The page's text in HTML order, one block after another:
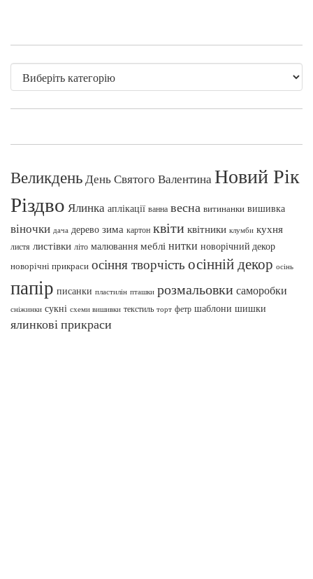
ВеликденьДень Святого ВалентинаНовий Рік
Різдво Ялинка аплікації ванна весна витинанки вишивка
віночки дача дерево зима картон квіти квітники клумби кухня
листя листівки літо малювання меблі нитки новорічний декор
новорічні прикраси осіння творчість осінній декор осінь
папір писанки пластилін пташки розмальовки саморобки
сніжинки сукні схеми вишивки текстиль торт фетр шаблони шишки
ялинкові прикраси